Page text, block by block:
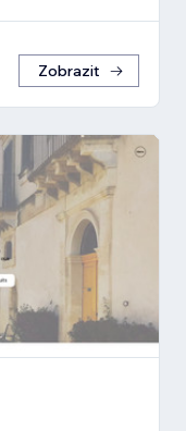
Zobrazit